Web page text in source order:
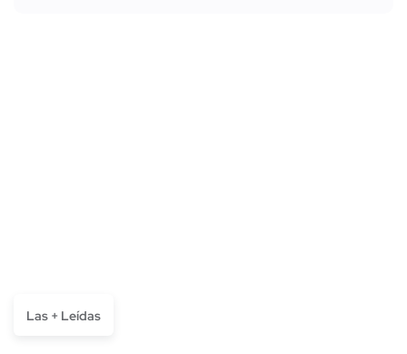
Las + Leídas